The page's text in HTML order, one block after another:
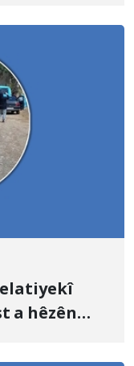
a hêzên